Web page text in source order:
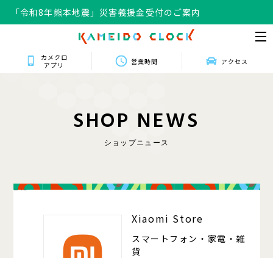
「令和8年熊本地震」災害義援金受付のご案内
カメクロ
アプリ
営業時間 アクセス
SHOP NEWS
ショップニュース
215
Xiaomi Store
スマートフォン・家電・雑
貨